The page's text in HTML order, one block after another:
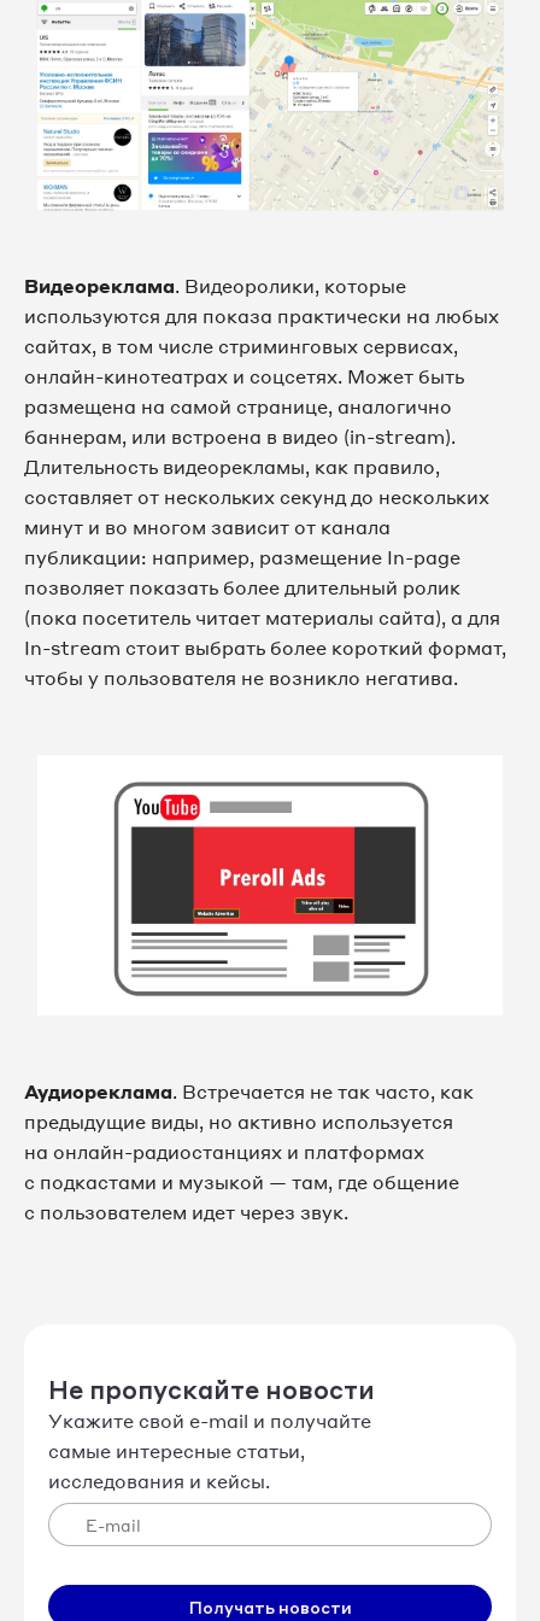
Видеореклама. Видеоролики, которые
используются для показа практически на любых
сайтах, в том числе стриминговых сервисах,
онлайн-кинотеатрах и соцсетях. Может быть
размещена на самой странице, аналогично
баннерам, или встроена в видео (in-stream).
Длительность видеорекламы, как правило,
составляет от нескольких секунд до нескольких
минут и во многом зависит от канала
публикации: например, размещение In-page
позволяет показать более длительный ролик
(пока посетитель читает материалы сайта), а для
In-stream стоит выбрать более короткий формат,
чтобы у пользователя не возникло негатива.
Аудиореклама. Встречается не так часто, как
предыдущие виды, но активно используется
на онлайн-радиостанциях и платформах
с подкастами и музыкой — там, где общение
с пользователем идет через звук.
Не пропускайте новости
Укажите свой e-mail и получайте
самые интересные статьи,
исследования и кейсы.
Получать новости